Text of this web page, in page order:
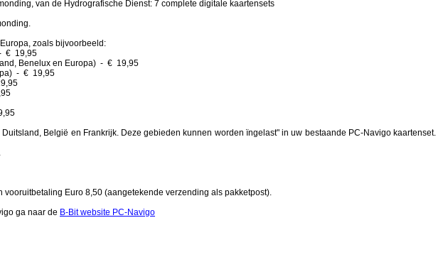
van de Hydrografische Dienst: 7 complete digitale kaartensets
zoals bijvoorbeeld:
€ 19,95
Benelux en Europa) - € 19,95
- € 19,95
België en Frankrijk. Deze gebieden kunnen worden ïngelast" in uw bestaande PC-Navigo kaartenset.
Euro 8,50 (aangetekende verzending als pakketpost).
ga naar de B-Bit website PC-Navigo